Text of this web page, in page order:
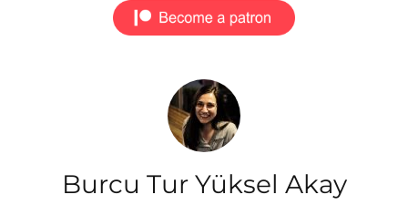
Burcu Tur Yüksel Akay